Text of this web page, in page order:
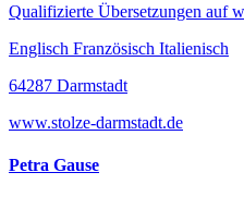
Qualifizierte Übersetzungen auf
Englisch Französisch Italienisch
64287 Darmstadt
www.stolze-darmstadt.de
Petra Gause